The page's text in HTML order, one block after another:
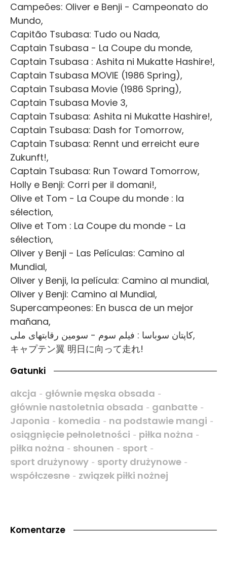
Campeões: Oliver e Benji - Campeonato do
Mundo,
Capitão Tsubasa: Tudo ou Nada,
Captain Tsubasa - La Coupe du monde,
Captain Tsubasa : Ashita ni Mukatte Hashire!,
Captain Tsubasa MOVIE (1986 Spring),
Captain Tsubasa Movie (1986 Spring),
Captain Tsubasa Movie 3,
Captain Tsubasa: Ashita ni Mukatte Hashire!,
Captain Tsubasa: Dash for Tomorrow,
Captain Tsubasa: Rennt und erreicht eure
Zukunft!,
Captain Tsubasa: Run Toward Tomorrow,
Holly e Benji: Corri per il domani!,
Olive et Tom - La Coupe du monde : la
sélection,
Olive et Tom : La Coupe du monde - La
sélection,
Oliver y Benji - Las Películas: Camino al
Mundial,
Oliver y Benji, la película: Camino al mundial,
Oliver y Benji: Camino al Mundial,
Supercampeones: En busca de un mejor
mañana,
كاپتان سوباسا : فيلم سوم - سومين رقابتهای ملی,
キャプテン翼 明日に向って走れ!
Gatunki
akcja - głównie męska obsada -
głównie nastoletnia obsada - ganbatte -
Japonia - komedia - na podstawie mangi -
osiągnięcie pełnoletności - piłka nożna -
piłka nożna - shounen - sport -
sport drużynowy - sporty drużynowe -
współczesne - związek piłki nożnej
Komentarze